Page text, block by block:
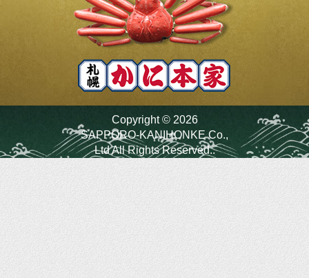
Copyright © 2026
SAPPORO-KANIHONKE Co.,
Ltd All Rights Reserved..